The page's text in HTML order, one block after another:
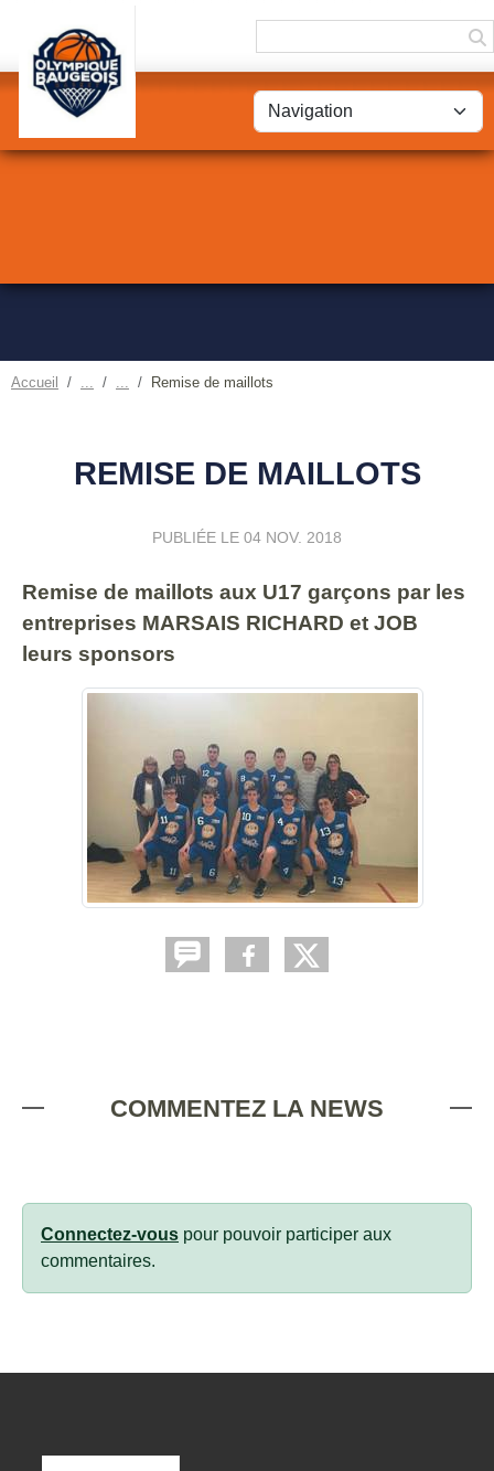
Accueil Remise de maillots
REMISE DE MAILLOTS
PUBLIÉE LE 04 NOV. 2018
Remise de maillots aux U17 garçons par les
entreprises MARSAIS RICHARD et JOB
leurs sponsors
COMMENTEZ LA NEWS
Connectez-vous pour pouvoir participer aux
commentaires.